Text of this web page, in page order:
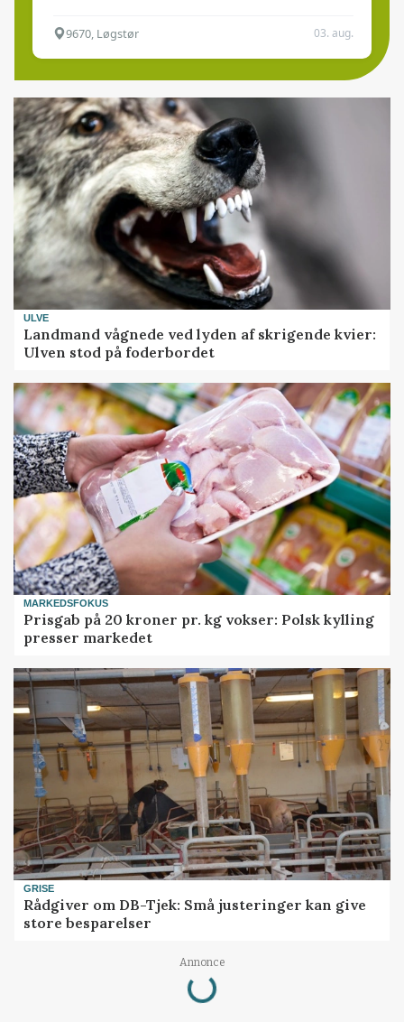
9670, Løgstør 03. aug.
ULVE
Landmand vågnede ved lyden af skrigende kvier:
Ulven stod på foderbordet
MARKEDSFOKUS
Prisgab på 20 kroner pr. kg vokser: Polsk kylling
presser markedet
GRISE
Rådgiver om DB-Tjek: Små justeringer kan give
store besparelser
Annonce
Loading...